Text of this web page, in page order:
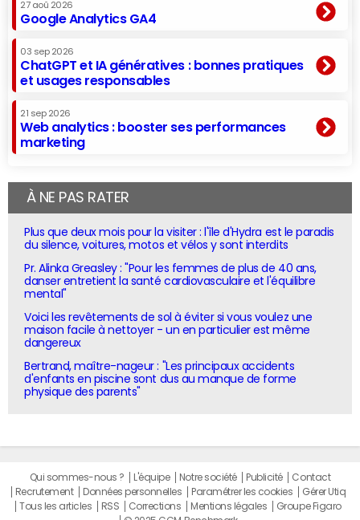
27 aoû 2026
Google Analytics GA4
03 sep 2026
ChatGPT et IA génératives : bonnes pratiques
et usages responsables
21 sep 2026
Web analytics : booster ses performances
marketing
À NE PAS RATER
Plus que deux mois pour la visiter : l'île d'Hydra est le paradis
du silence, voitures, motos et vélos y sont interdits
Pr. Alinka Greasley : "Pour les femmes de plus de 40 ans,
danser entretient la santé cardiovasculaire et l'équilibre
mental"
Voici les revêtements de sol à éviter si vous voulez une
maison facile à nettoyer - un en particulier est même
dangereux
Bertrand, maître-nageur : "Les principaux accidents
d'enfants en piscine sont dus au manque de forme
physique des parents"
Qui sommes-nous ? L'équipe Notre société Publicité
Contact
Recrutement
Données personnelles Paramétrer les cookies
Gérer Utiq
Tous les articles
RSS Corrections Mentions légales
Groupe Figaro